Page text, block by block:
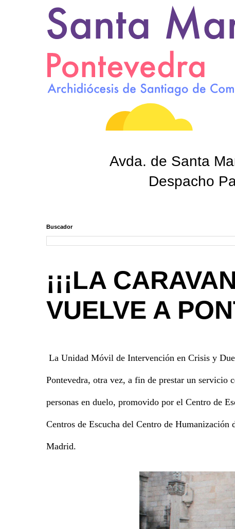
Avda. de Santa
Despacho
Buscador
¡¡¡LA
VUELVE A
La Unidad Móvil de Intervención en Crisis y
Pontevedra, otra vez, a fin de prestar un servicio
personas en duelo, promovido por el Centro de
Centros de Escucha del Centro de Humanización
Madrid.